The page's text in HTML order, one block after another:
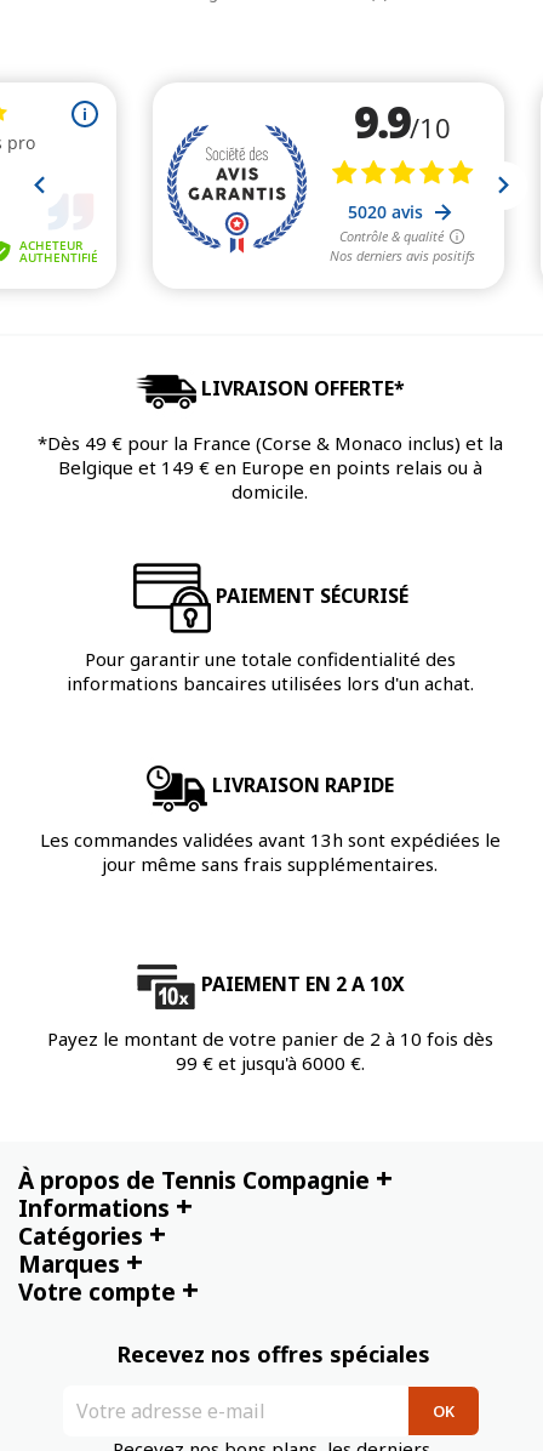
base
LIVRAISON OFFERTE*
*Dès 49 € pour la France (Corse & Monaco inclus) et la
Belgique et 149 € en Europe en points relais ou à
domicile.
PAIEMENT SÉCURISÉ
Pour garantir une totale confidentialité des
informations bancaires utilisées lors d'un achat.
LIVRAISON RAPIDE
Les commandes validées avant 13h sont expédiées le
jour même sans frais supplémentaires.
PAIEMENT EN 2 A 10X
Payez le montant de votre panier de 2 à 10 fois dès
99 € et jusqu'à 6000 €.
À propos de Tennis Compagnie +
Informations +
Catégories +
Marques +
Votre compte +
Recevez nos offres spéciales